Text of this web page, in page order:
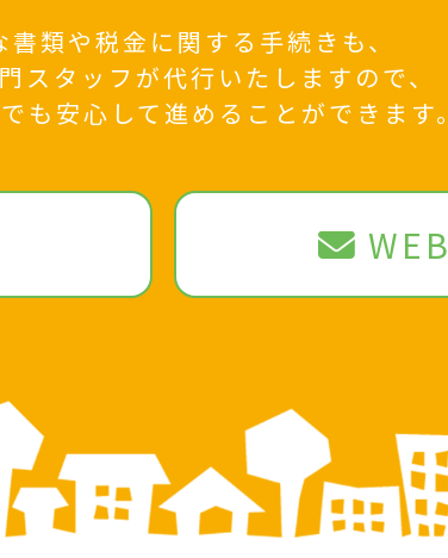
書類や税金に関する手続きも、
スタッフが代行いたしますので、
も安心して進めることができます。